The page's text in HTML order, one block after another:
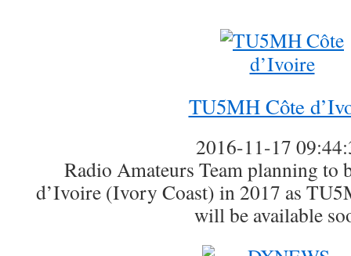
TU5MH Côte
2016-11-17
Radio Amateurs Team planning to
d’Ivoire (Ivory Coast) in 2017 as
will be available